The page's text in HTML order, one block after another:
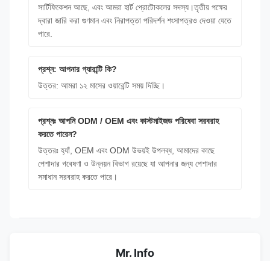
সার্টিফিকেশন আছে, এবং আমরা হার্ট প্রোটোকলের সদস্য।তৃতীয় পক্ষের
দ্বারা জারি করা গুণমান এবং নিরাপত্তা পরিদর্শন শংসাপত্রও দেওয়া যেতে
পারে.
প্রশ্ন: আপনার গ্যারান্টি কি?
উত্তর: আমরা ১২ মাসের ওয়ারেন্টি সময় দিচ্ছি।
প্রশ্নঃ আপনি ODM / OEM এবং কাস্টমাইজড পরিষেবা সরবরাহ
করতে পারেন?
উত্তরঃ হ্যাঁ, OEM এবং ODM উভয়ই উপলব্ধ, আমাদের কাছে
পেশাদার গবেষণা ও উন্নয়ন বিভাগ রয়েছে যা আপনার জন্য পেশাদার
সমাধান সরবরাহ করতে পারে।
Mr. Info